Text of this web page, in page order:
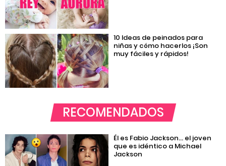
10 Ideas de peinados para
niñas y cómo hacerlos ¡Son
muy fáciles y rápidos!
RECOMENDADOS
Él es Fabio Jackson… el joven
que es idéntico a Michael
Jackson